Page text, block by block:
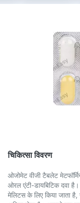
चिकित्सा विवरण
ओजोमेट वीजी टैबलेट
ओरल एंटी-डायबिटिक दवा
मेलिटस के लिए किया जाता